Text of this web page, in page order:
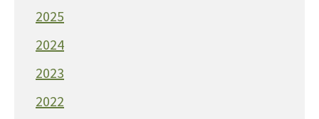
2025
2024
2023
2022